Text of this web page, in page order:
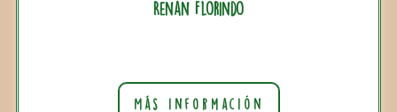
Renan Florindo
Más información